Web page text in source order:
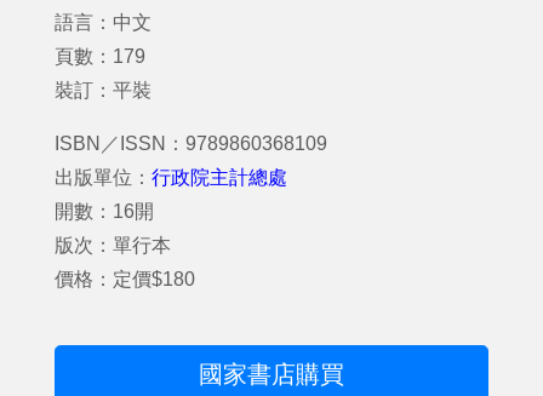
語言：中文
頁數：179
裝訂：平裝
ISBN／ISSN：9789860368109
出版單位： 行政院主計總處
開數：16開
版次：單行本
價格：定價$180
國家書店購買